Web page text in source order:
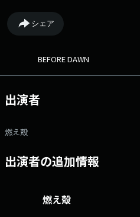
るようになった エル・デスペラー
に迫ります。 皆さんの推薦図書を
書倶楽部」へのメールもお待ちして
い。 夜明け前の時間を一緒に過
シェア
BEFORE DAWN
出演者
燃え殻
出演者の追加情報
燃え殻